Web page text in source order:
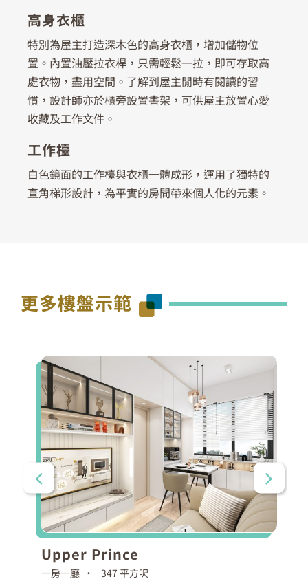
高身衣櫃
特別為屋主打造深木色的高身衣櫃，增加儲物位
置。內置油壓拉衣桿，只需輕鬆一拉，即可存取高
處衣物，盡用空間。了解到屋主閒時有閱讀的習
慣，設計師亦於櫃旁設置書架，可供屋主放置心愛
收藏及工作文件。
工作檯
白色鏡面的工作檯與衣櫃一體成形，運用了獨特的
直角梯形設計，為平實的房間帶來個人化的元素。
更多樓盤示範
Upper Prince
一房一廳 • 347 平方呎